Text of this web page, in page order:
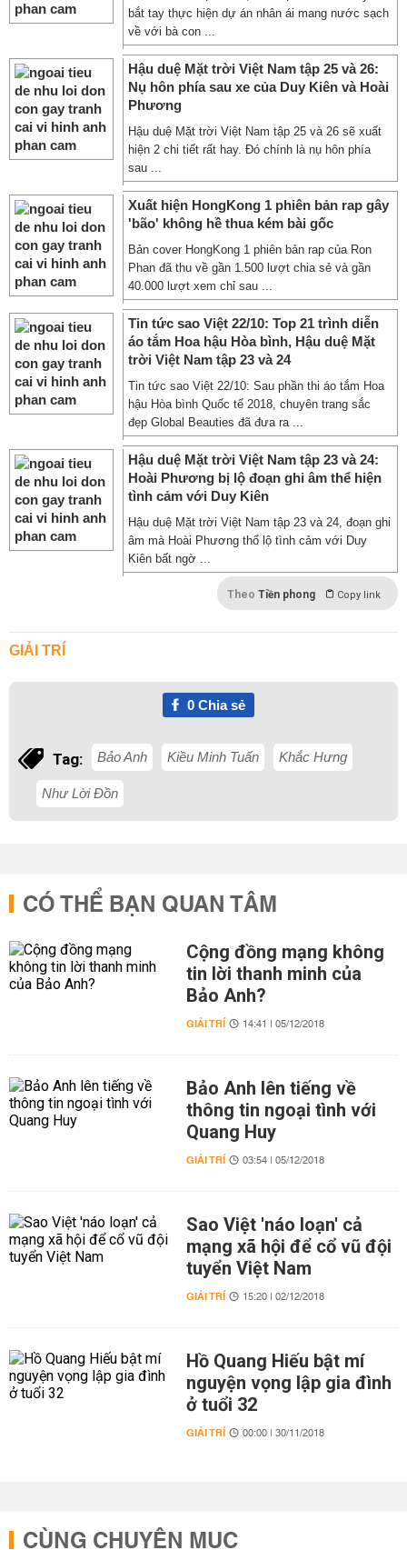
bắt tay thực hiện dự án nhân ái mang nước sạch
về với bà con ...
Hậu duệ Mặt trời Việt Nam tập 25 và 26:
Nụ hôn phía sau xe của Duy Kiên và Hoài
Phương
Hậu duệ Mặt trời Việt Nam tập 25 và 26 sẽ xuất
hiện 2 chi tiết rất hay. Đó chính là nụ hôn phía
sau ...
Xuất hiện HongKong 1 phiên bản rap gây
'bão' không hề thua kém bài gốc
Bản cover HongKong 1 phiên bản rap của Ron
Phan đã thu về gần 1.500 lượt chia sẻ và gần
40.000 lượt xem chỉ sau ...
Tin tức sao Việt 22/10: Top 21 trình diễn
áo tắm Hoa hậu Hòa bình, Hậu duệ Mặt
trời Việt Nam tập 23 và 24
Tin tức sao Việt 22/10: Sau phần thi áo tắm Hoa
hậu Hòa bình Quốc tế 2018, chuyên trang sắc
đẹp Global Beauties đã đưa ra ...
Hậu duệ Mặt trời Việt Nam tập 23 và 24:
Hoài Phương bị lộ đoạn ghi âm thể hiện
tình cảm với Duy Kiên
Hậu duệ Mặt trời Việt Nam tập 23 và 24, đoạn ghi
âm mà Hoài Phương thổ lộ tình cảm với Duy
Kiên bất ngờ ...
Theo Tiền phong Copy link
GIẢI TRÍ
0Chia sẻ
Tag: Bảo Anh Kiều Minh Tuấn Khắc Hưng
Như Lời Đồn
CÓ THỂ BẠN QUAN TÂM
Cộng đồng mạng không
tin lời thanh minh của
Bảo Anh?
GIẢI TRÍ 14:41 | 05/12/2018
Bảo Anh lên tiếng về
thông tin ngoại tình với
Quang Huy
GIẢI TRÍ 03:54 | 05/12/2018
Sao Việt 'náo loạn' cả
mạng xã hội để cổ vũ đội
tuyển Việt Nam
GIẢI TRÍ 15:20 | 02/12/2018
Hồ Quang Hiếu bật mí
nguyện vọng lập gia đình
ở tuổi 32
GIẢI TRÍ 00:00 | 30/11/2018
CÙNG CHUYÊN MỤC